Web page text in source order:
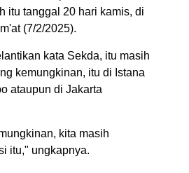
itu tanggal 20 hari kamis, di
(7/2/2025).
kata Sekda, itu masih
kemungkinan, itu di Istana
ataupun di Jakarta
kita masih
itu," ungkapnya.